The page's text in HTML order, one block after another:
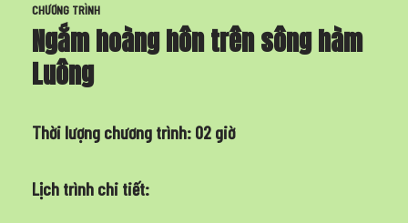
CHƯƠNG TRÌNH
Ngắm hoàng hôn trên sông hàm
Luông
Thời lượng chương trình: 02 giờ
Lịch trình chi tiết: